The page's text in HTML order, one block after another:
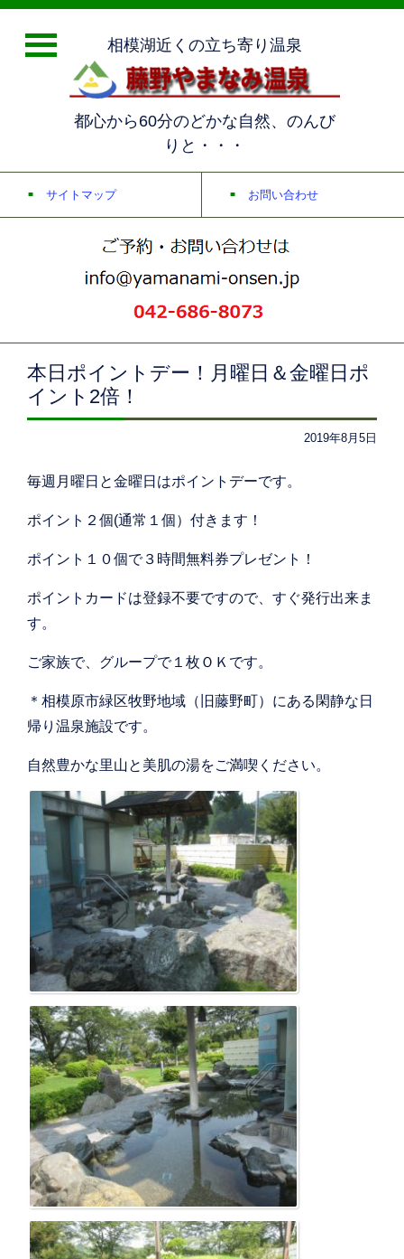
相模湖近くの立ち寄り温泉
都心から60分のどかな自然、のんび
りと・・・
サイトマップ お問い合わせ
本日ポイントデー！月曜日＆金曜日ポ
イント2倍！
2019年8月5日
毎週月曜日と金曜日はポイントデーです。
ポイント２個(通常１個）付きます！
ポイント１０個で３時間無料券プレゼント！
ポイントカードは登録不要ですので、すぐ発行出来ま
す。
ご家族で、グループで１枚ＯＫです。
＊相模原市緑区牧野地域（旧藤野町）にある閑静な日
帰り温泉施設です。
自然豊かな里山と美肌の湯をご満喫ください。